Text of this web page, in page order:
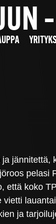
–
jännitettä,
pelasi
että koko
vietti
ja